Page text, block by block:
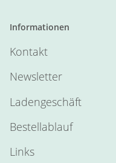
Informationen
Kontakt
Newsletter
Ladengeschäft
Bestellablauf
Links